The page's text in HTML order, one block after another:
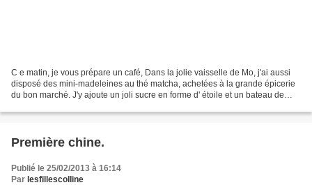
C e matin, je vous prépare un café, Dans la jolie vaisselle de Mo, j'ai aussi
disposé des mini-madeleines au thé matcha, achetées à la grande épicerie
du bon marché. J'y ajoute un joli sucre en forme d' étoile et un bateau de
Première chine.
Publié le 25/02/2013 à 16:14
Par lesfillescolline